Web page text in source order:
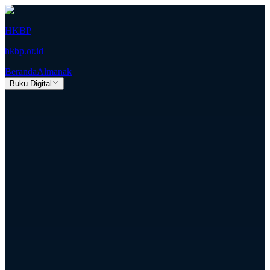
HKBP
hkbp.or.id
BerandaAlmanak
Buku Digital